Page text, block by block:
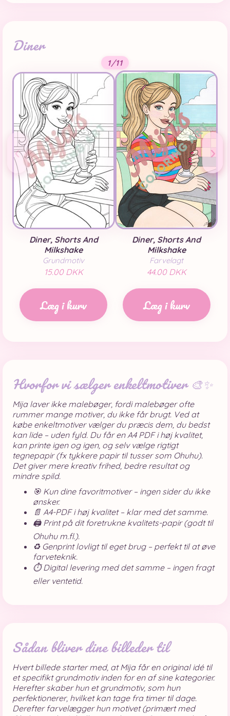
Diner
Diner, Shorts And
Milkshake
Grundmotiv
15.00 DKK
Læg i kurv
Diner, Shorts And
Milkshake
Farvelagt
44.00 DKK
Læg i kurv
‹ ›
1/11
Hvorfor vi sælger enkeltmotiver 🎨✨
Mija laver ikke malebøger, fordi malebøger ofte
rummer mange motiver, du ikke får brugt. Ved at
købe enkeltmotiver vælger du præcis dem, du bedst
kan lide – uden fyld. Du får en A4 PDF i høj kvalitet,
kan printe igen og igen, og selv vælge rigtigt
tegnepapir (fx tykkere papir til tusser som Ohuhu).
Det giver mere kreativ frihed, bedre resultat og
mindre spild.
🎯 Kun dine favoritmotiver – ingen sider du ikke
ønsker.
📄 A4-PDF i høj kvalitet – klar med det samme.
🖨️ Print på dit foretrukne kvalitets-papir (godt til
Ohuhu m.fl.).
♻️ Genprint lovligt til eget brug – perfekt til at øve
farveteknik.
⏱️ Digital levering med det samme – ingen fragt
eller ventetid.
Sådan bliver dine billeder til
Hvert billede starter med, at Mija får en original idé til
et specifikt grundmotiv inden for en af sine kategorier.
Herefter skaber hun et grundmotiv, som hun
perfektionerer, hvilket kan tage fra timer til dage.
Derefter farvelægger hun motivet (primært med